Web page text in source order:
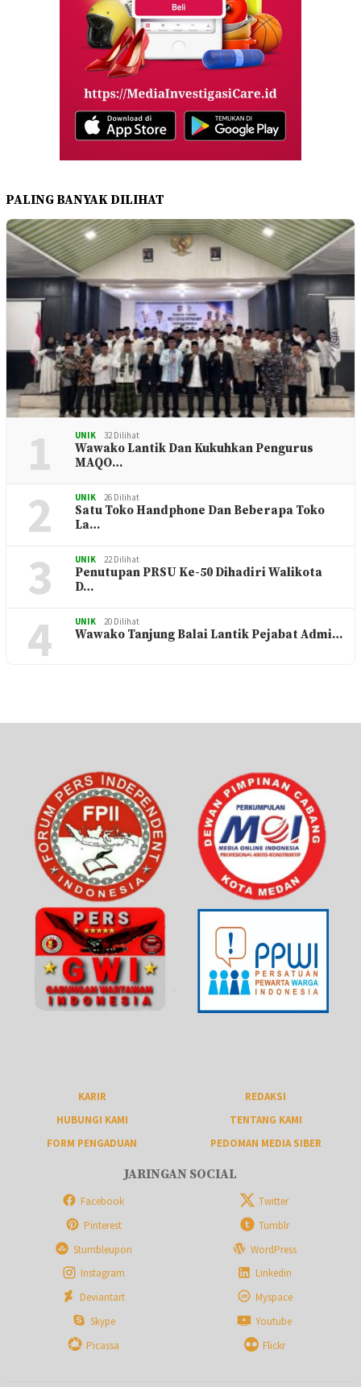
PALING BANYAK DILIHAT
1 UNIK 32 Dilihat
Wawako Lantik Dan Kukuhkan Pengurus
MAQO…
2 UNIK 26 Dilihat
Satu Toko Handphone Dan Beberapa Toko
La…
3 UNIK 22 Dilihat
Penutupan PRSU Ke-50 Dihadiri Walikota
D…
4 UNIK 20 Dilihat
Wawako Tanjung Balai Lantik Pejabat Admi…
KARIR
REDAKSI
HUBUNGI KAMI
TENTANG KAMI
FORM PENGADUAN
PEDOMAN MEDIA SIBER
JARINGAN SOCIAL
Facebook
Twitter
Pinterest
Tumblr
Stumbleupon
WordPress
Instagram
Linkedin
Deviantart
Myspace
Skype
Youtube
Picassa
Flickr